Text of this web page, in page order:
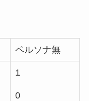
ペルソナ無
1
0